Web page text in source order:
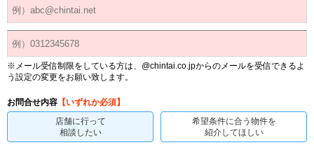
※メール受信制限をしている方は、@chintai.co.jpからのメールを受信できるよ
う設定の変更をお願い致します。
お問合せ内容 【いずれか必須】
店舗に行って
相談したい
希望条件に合う物件を
紹介してほしい